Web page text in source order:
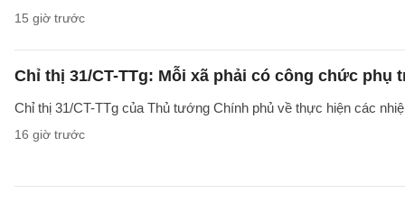
15 giờ trước
Chỉ thị 31/CT-TTg: Mỗi xã phải có công chức phụ
Chỉ thị 31/CT-TTg của Thủ tướng Chính phủ về thực hiện các
16 giờ trước